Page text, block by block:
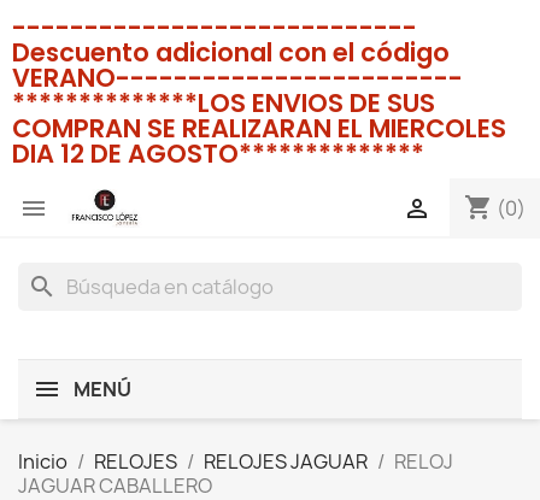
----------------------------
Descuento adicional con el código
VERANO------------------------
**************LOS ENVIOS DE SUS
COMPRAN SE REALIZARAN EL MIERCOLES
DIA 12 DE AGOSTO**************
 shopping_cart (0)

search
MENÚ
Inicio RELOJES RELOJES JAGUAR
RELOJ
JAGUAR CABALLERO